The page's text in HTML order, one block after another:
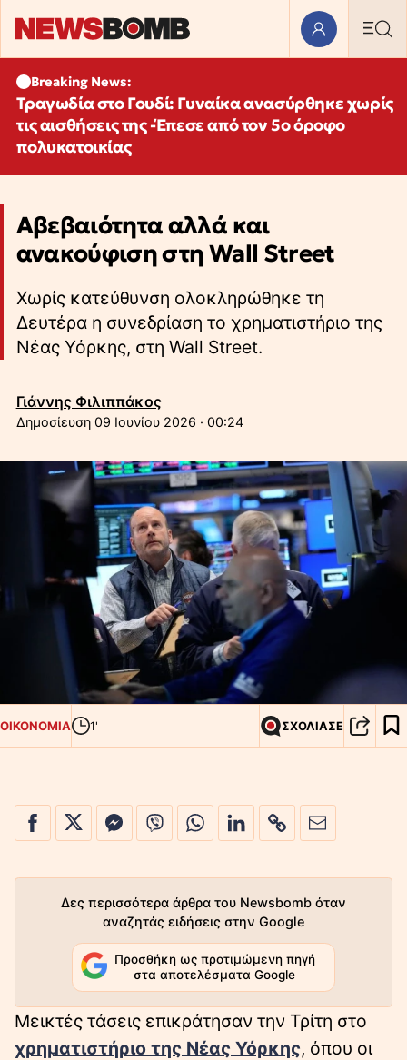
Breaking News:
Τραγωδία στο Γουδί: Γυναίκα ανασύρθηκε χωρίς
τις αισθήσεις της -Έπεσε από τον 5ο όροφο
πολυκατοικίας
Αβεβαιότητα αλλά και
ανακούφιση στη Wall Street
Χωρίς κατεύθυνση ολοκληρώθηκε τη
Δευτέρα η συνεδρίαση το χρηματιστήριο της
Νέας Υόρκης, στη Wall Street.
Γιάννης Φιλιππάκος
09 Ιουνίου 2026 · 00:24
ΟΙΚΟΝΟΜΙΑ 1' ΣΧΟΛΙΑΣΕ
Δες περισσότερα άρθρα του Newsbomb όταν
αναζητάς ειδήσεις στην Google
Προσθήκη ως προτιμώμενη πηγή
στα αποτελέσματα Google
Μεικτές τάσεις επικράτησαν την Τρίτη στο
χρηματιστήριο της Νέας Υόρκης, όπου οι